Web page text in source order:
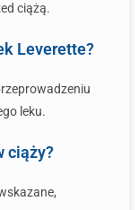
ciążą.
Leverette?
leku.
ciąży?